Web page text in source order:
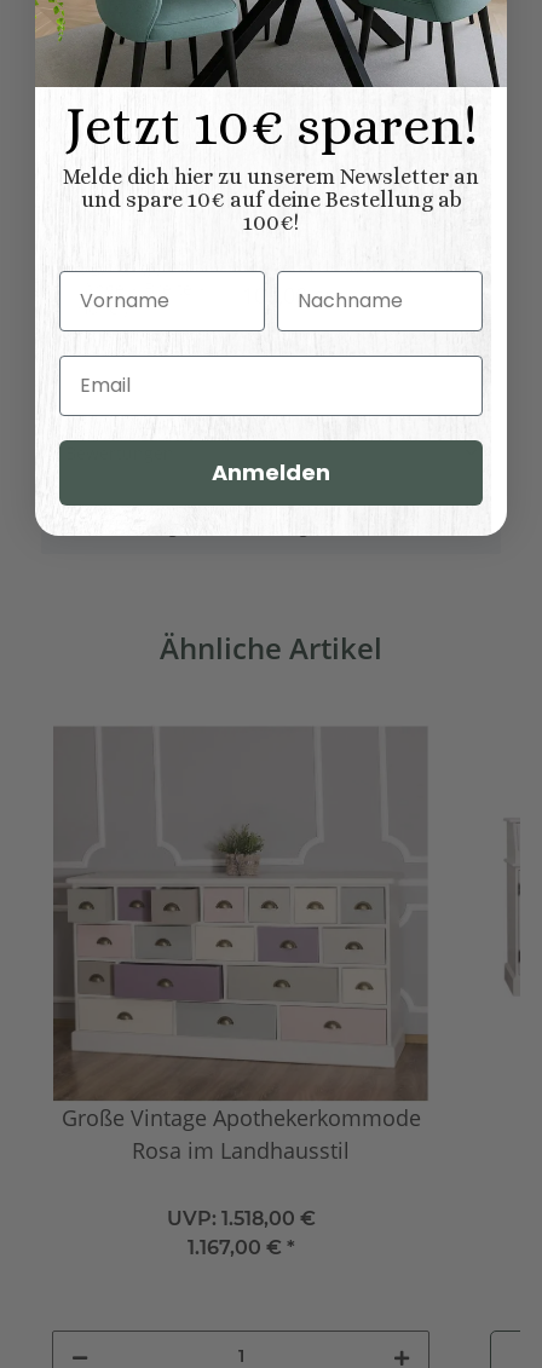
Variationen:
Oberflaeche:
natur (unlackiert)
gewachst
lackiert
Versandgewicht: 61,00 kg
Artikelgewicht: 52,00 kg
x B/T x H) (
Länge × Breite ×
Höhe ):
100,00 cm
Ähnliche Artikel
Große Vintage Apothekerkommode
Rosa im Landhausstil
UVP: 1.518,00 €
1.167,00 € *
Jetzt 10€ sparen!
Melde dich hier zu unserem Newsletter an
und spare 10€ auf deine Bestellung ab
100€!
Vorname Nachname
Email
Anmelden